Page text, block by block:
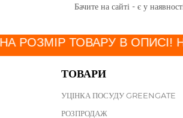
Бачите на сайті - є у
РОЗМІР ТОВАРУ В ОПИСІ!
ТОВАРИ
УЦІНКА ПОСУДУ GREENGATE
РОЗПРОДАЖ